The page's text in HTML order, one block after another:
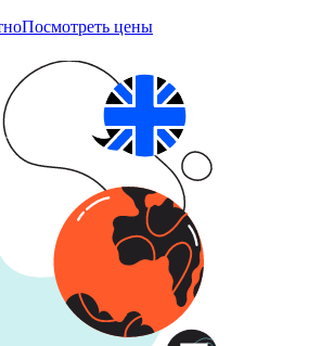
Посмотреть цены